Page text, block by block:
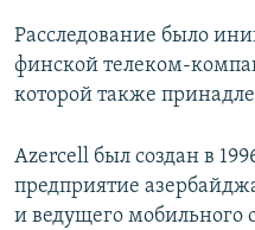
Расследование было
финской телеком-
которой также
Azercell был создан в
предприятие
и ведущего мобильного